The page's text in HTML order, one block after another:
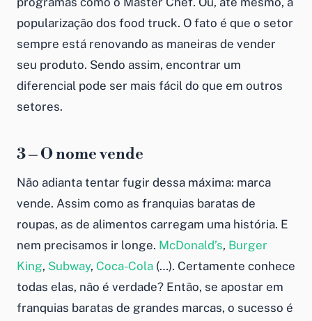
popularização dos food truck. O fato é que o setor
sempre está renovando as maneiras de vender
seu produto. Sendo assim, encontrar um
diferencial pode ser mais fácil do que em outros
setores.
3 – O nome vende
Não adianta tentar fugir dessa máxima: marca
vende. Assim como as franquias baratas de
roupas, as de alimentos carregam uma história. E
nem precisamos ir longe. McDonald’s, Burger
King, Subway, Coca-Cola (…). Certamente conhece
todas elas, não é verdade? Então, se apostar em
franquias baratas de grandes marcas, o sucesso é